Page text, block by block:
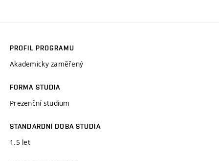
PROFIL PROGRAMU
Akademicky zaměřený
FORMA STUDIA
Prezenční studium
STANDARDNÍ DOBA STUDIA
1.5 let